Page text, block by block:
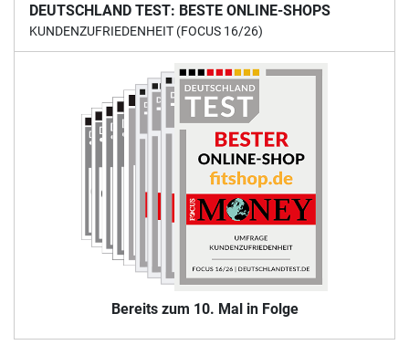
DEUTSCHLAND TEST: BESTE ONLINE-SHOPS
KUNDENZUFRIEDENHEIT (FOCUS 16/26)
Bereits zum 10. Mal in Folge